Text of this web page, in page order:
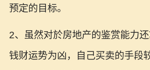
预定的目标。
2、虽然对於房地产的鉴赏能力
钱财运势为凶，自己买卖的手段